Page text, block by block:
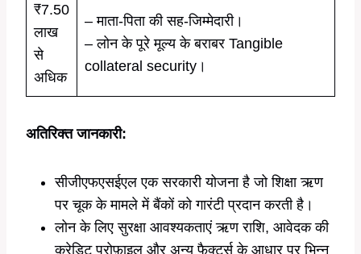
₹7.50
लाख
से
अधिक
– माता-पिता की सह-जिम्मेदारी।
– लोन के पूरे मूल्य के बराबर Tangible
collateral security।
अतिरिक्त जानकारी:
सीजीएफएसईएल एक सरकारी योजना है जो शिक्षा ऋण
पर चूक के मामले में बैंकों को गारंटी प्रदान करती है।
लोन के लिए सुरक्षा आवश्यकताएं ऋण राशि, आवेदक की
क्रेडिट प्रोफ़ाइल और अन्य फैक्टर्स के आधार पर भिन्न